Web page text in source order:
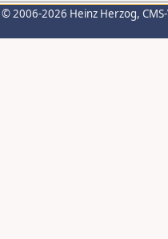
© 2006-2026 Heinz Herzog,